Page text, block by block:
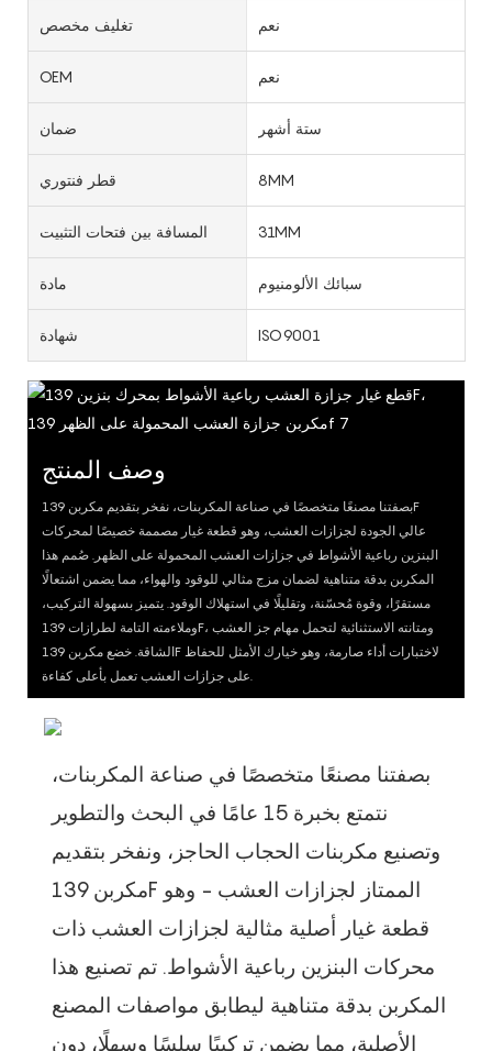
تغليف مخصص نعم
OEM نعم
ضمان ستة أشهر
قطر فنتوري 8MM
المسافة بين فتحات التثبيت 31MM
مادة سبائك الألومنيوم
شهادة ISO9001
وصف المنتج
بصفتنا مصنعًا متخصصًا في صناعة المكربنات، نفخر بتقديم مكربن ​​139F
عالي الجودة لجزازات العشب، وهو قطعة غيار مصممة خصيصًا لمحركات
البنزين رباعية الأشواط في جزازات العشب المحمولة على الظهر. صُمم هذا
المكربن ​​بدقة متناهية لضمان مزج مثالي للوقود والهواء، مما يضمن اشتعالًا
مستقرًا، وقوة مُحسّنة، وتقليلًا في استهلاك الوقود. يتميز بسهولة التركيب،
وملاءمته التامة لطرازات 139F، ومتانته الاستثنائية لتحمل مهام جز العشب
الشاقة. خضع مكربن ​​139F لاختبارات أداء صارمة، وهو خيارك الأمثل للحفاظ
بصفتنا مصنعًا متخصصًا في صناعة المكربنات،
نتمتع بخبرة 15 عامًا في البحث والتطوير
وتصنيع مكربنات الحجاب الحاجز، ونفخر بتقديم
مكربن ​​139F الممتاز لجزازات العشب - وهو
قطعة غيار أصلية مثالية لجزازات العشب ذات
محركات البنزين رباعية الأشواط. تم تصنيع هذا
المكربن ​​بدقة متناهية ليطابق مواصفات المصنع
الأصلية، مما يضمن تركيبًا سلسًا وسهلًا، دون